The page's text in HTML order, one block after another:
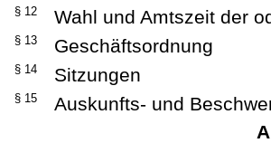
§ 12 Wahl und Amtszeit der
§ 13 Geschäftsordnung
§ 14 Sitzungen
§ 15
Auskunfts- und